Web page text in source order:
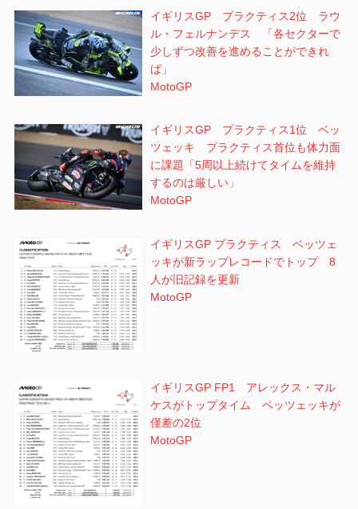
イギリスGP プラクティス2位 ラウ
ル・フェルナンデス 「各セクターで
少しずつ改善を進めることができれ
ば」
MotoGP
イギリスGP プラクティス1位 ベッ
ツェッキ プラクティス首位も体力面
に課題「5周以上続けてタイムを維持
するのは厳しい」
MotoGP
イギリスGP プラクティス ベッツェ
ッキが新ラップレコードでトップ 8
人が旧記録を更新
MotoGP
イギリスGP FP1 アレックス・マル
ケスがトップタイム ベッツェッキが
僅差の2位
MotoGP